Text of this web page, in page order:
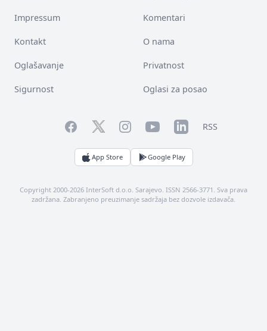
Impressum Komentari
Kontakt O nama
Oglašavanje Privatnost
Sigurnost Oglasi za posao
FacebookTwitterInstagramYouTubeLinkedInRSS
App Store Google Play
Copyright 2000-2026 InterSoft d.o.o. Sarajevo. ISSN 2566-3771. Sva prava
zadržana. Zabranjeno preuzimanje sadržaja bez dozvole izdavača.